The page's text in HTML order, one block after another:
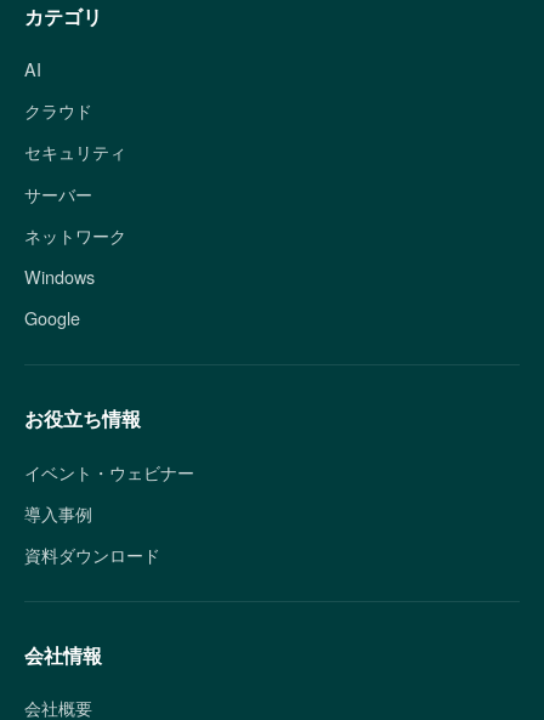
カテゴリ
AI
クラウド
セキュリティ
サーバー
ネットワーク
Windows
Google
お役立ち情報
イベント・ウェビナー
導入事例
資料ダウンロード
会社情報
会社概要